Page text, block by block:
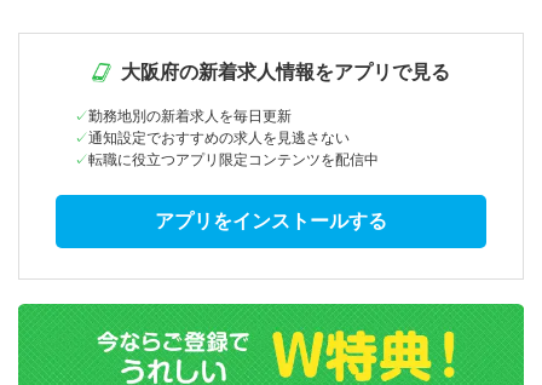
大阪府の新着求人情報をアプリで見る
勤務地別の新着求人を毎日更新
通知設定でおすすめの求人を見逃さない
転職に役立つアプリ限定コンテンツを配信中
アプリをインストールする